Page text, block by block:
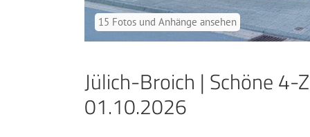
15 Fotos und Anhänge ansehen
Bad
Jülich-Broich | Schöne
01.10.2026